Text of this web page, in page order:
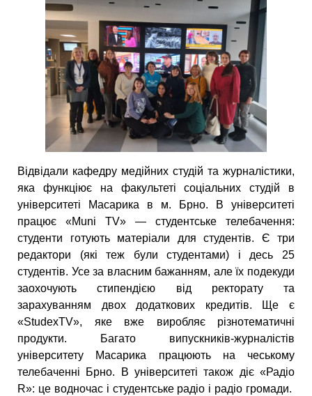
Відвідали кафедру медійних студій та журналістики,
яка функціює на факультеті соціальних студій в
університеті Масарика в м. Брно. В університеті
працює «Muni TV» — студентське телебачення:
студенти готують матеріали для студентів. Є три
редактори (які теж були студентами) і десь 25
студентів. Усе за власним бажанням, але їх подекуди
заохочують стипендією від ректорату та
зарахуванням двох додаткових кредитів. Ще є
«StudexTV», яке вже виробляє різнотематичні
продукти. Багато випускників-журналістів
університету Масарика працюють на чеському
телебаченні Брно. В університеті також діє «Радіо
R»: це водночас і студентське радіо і радіо громади.